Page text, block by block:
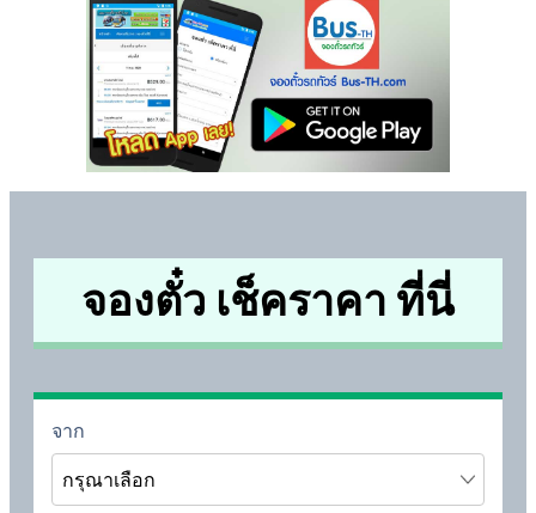
จองตั๋ว เช็คราคา ที่นี่